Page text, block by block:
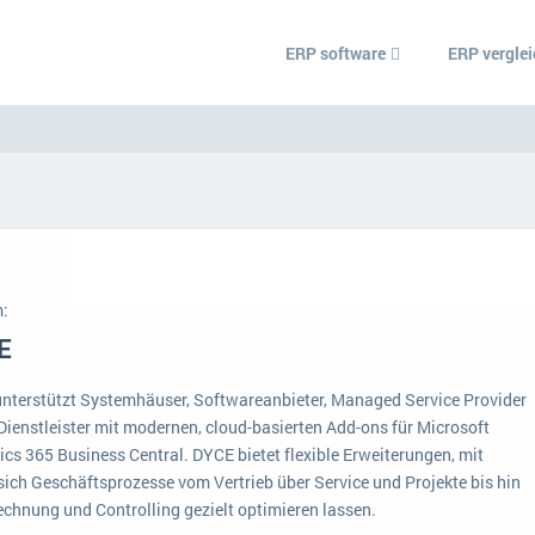
ERP software
Plattform
Betriebsgröße
ERP
aus
diese
Handwerk
IKT
Landwirtschaft
wichtigsten Punkte, die es zu beachten gilt
Service Level Agreements (SLA) und ERP: Was muss man wissen?
ERP-Software für Abfallentsorger
Systemhäuser, Softwareanbieter, Managed Service Provider
mit modernen, cloud-basierten Add-ons für Microsoft
365 Business Central. DYCE bietet flexible Erweiterungen, mit
Geschäftsprozesse vom Vertrieb über Service und Projekte bis hin
und Controlling gezielt optimieren lassen.